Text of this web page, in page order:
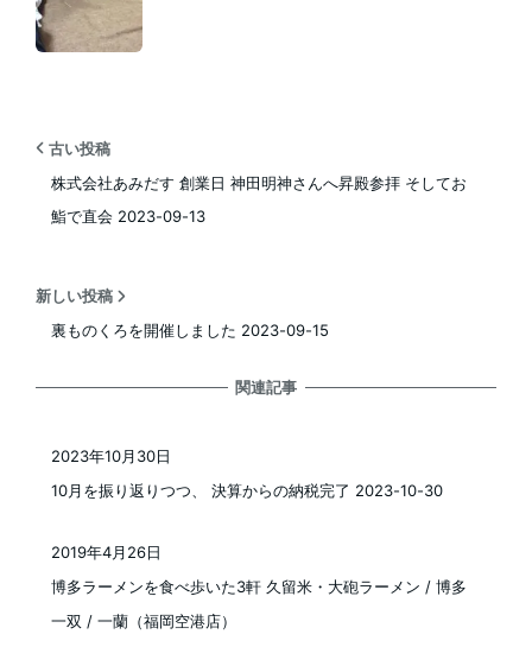
古い投稿
株式会社あみだす 創業日 神田明神さんへ昇殿参拝 そしてお
鮨で直会 2023-09-13
新しい投稿
裏ものくろを開催しました 2023-09-15
関連記事
10月を振り返りつつ、 決算からの納税完了 2023-10-30
2023年10月30日
博多ラーメンを食べ歩いた3軒 久留米・大砲ラーメン / 博多
一双 / 一蘭（福岡空港店）
投稿日
2019年4月26日